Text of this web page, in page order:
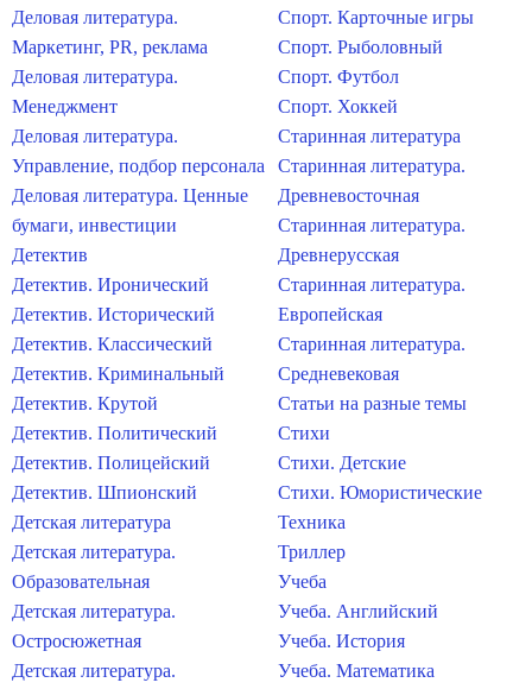
Деловая литература.
Маркетинг, PR, реклама
Деловая литература.
Менеджмент
Деловая литература.
Управление, подбор персонала
Деловая литература. Ценные
бумаги, инвестиции
Детектив
Детектив. Иронический
Детектив. Исторический
Детектив. Классический
Детектив. Криминальный
Детектив. Крутой
Детектив. Политический
Детектив. Полицейский
Детектив. Шпионский
Детская литература
Детская литература.
Образовательная
Детская литература.
Остросюжетная
Детская литература.
Спорт. Карточные игры
Спорт. Рыболовный
Спорт. Футбол
Спорт. Хоккей
Старинная литература
Старинная литература.
Древневосточная
Старинная литература.
Древнерусская
Старинная литература.
Европейская
Старинная литература.
Средневековая
Статьи на разные темы
Стихи
Стихи. Детские
Стихи. Юмористические
Техника
Триллер
Учеба
Учеба. Английский
Учеба. История
Учеба. Математика